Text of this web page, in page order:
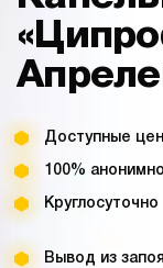
Доступные
100%
Круглосуточно
Вывод из запоя